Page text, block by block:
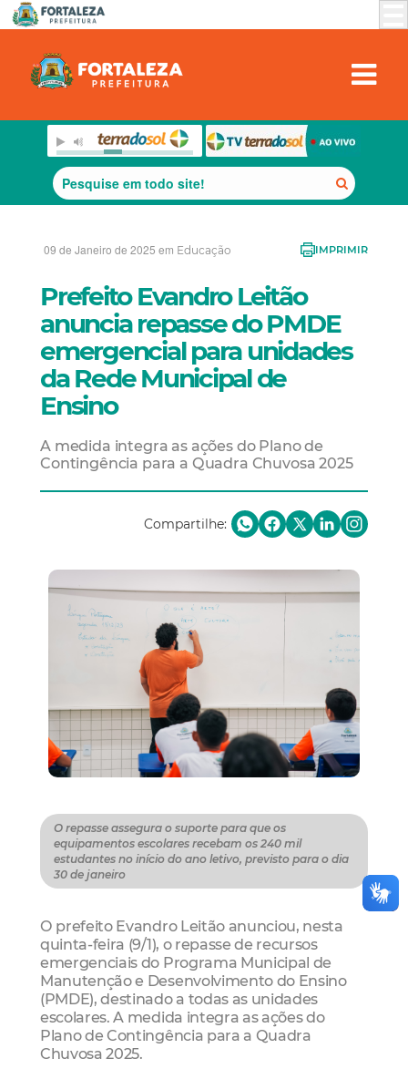
09 de Janeiro de 2025 em Educação IMPRIMIR
Prefeito Evandro Leitão
anuncia repasse do PMDE
emergencial para unidades
da Rede Municipal de
Ensino
A medida integra as ações do Plano de
Contingência para a Quadra Chuvosa 2025
Compartilhe:
O repasse assegura o suporte para que os
equipamentos escolares recebam os 240 mil
estudantes no início do ano letivo, previsto para o dia
30 de janeiro
O prefeito Evandro Leitão anunciou, nesta
quinta-feira (9/1), o repasse de recursos
emergenciais do Programa Municipal de
Manutenção e Desenvolvimento do Ensino
(PMDE), destinado a todas as unidades
escolares. A medida integra as ações do
Plano de Contingência para a Quadra
Chuvosa 2025.